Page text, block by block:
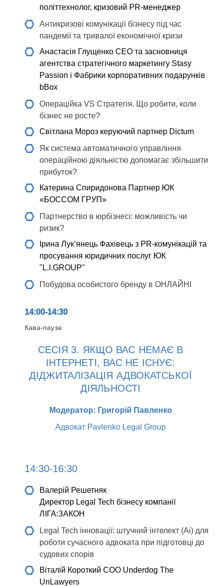
політтехнолог, кризовий PR-менеджер
Антикризові комунікації бізнесу під час
пандемії та тривалої економічної кризи
Анастасія Глущенко СEO та засновниця
агентства стратегічного маркетингу Stasy
Passion і Фабрики корпоративних подарунків
bBox
Операційка VS Стратегія. Що робити, коли
бізнес не росте?
Світлана Мороз керуючий партнер Dictum
Як система автоматичного управління
операційною діяльністю допомагає збільшити
прибуток?
Катерина Спиридонова Партнер ЮК
«БОССОМ ГРУП»
Партнерство в юрбізнесі: можливість чи
ризик?
Ірина Лук’янець Фахівець з PR-комунікацій та
просування юридичних послуг ЮК
"L.I.GROUP"
Побудова особистого бренду в ОНЛАЙНІ
14:00-14:30
Кава-пауза
СЕСІЯ 3. ЯКЩО ВАС НЕМАЄ В
ІНТЕРНЕТІ, ВАС НЕ ІСНУЄ:
ДІДЖИТАЛІЗАЦІЯ АДВОКАТСЬКОЇ
ДІЯЛЬНОСТІ
Модератор: Григорій Павленко
Адвокат Pavlenko Legal Group
14:30-16:30
Валерій Решетняк
Директор Legal Tech бізнесу компанії
ЛІГА:ЗАКОН
Legal Tech інновації: штучний інтелект (Ai) для
роботи сучасного адвоката при підготовці до
судових спорів
Віталій Короткий СOO Underdog The
UnLawyers